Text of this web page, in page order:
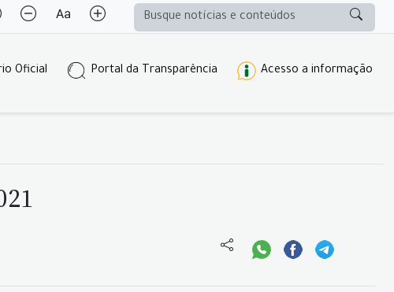
Oficial Portal da Transparência Acesso a informação